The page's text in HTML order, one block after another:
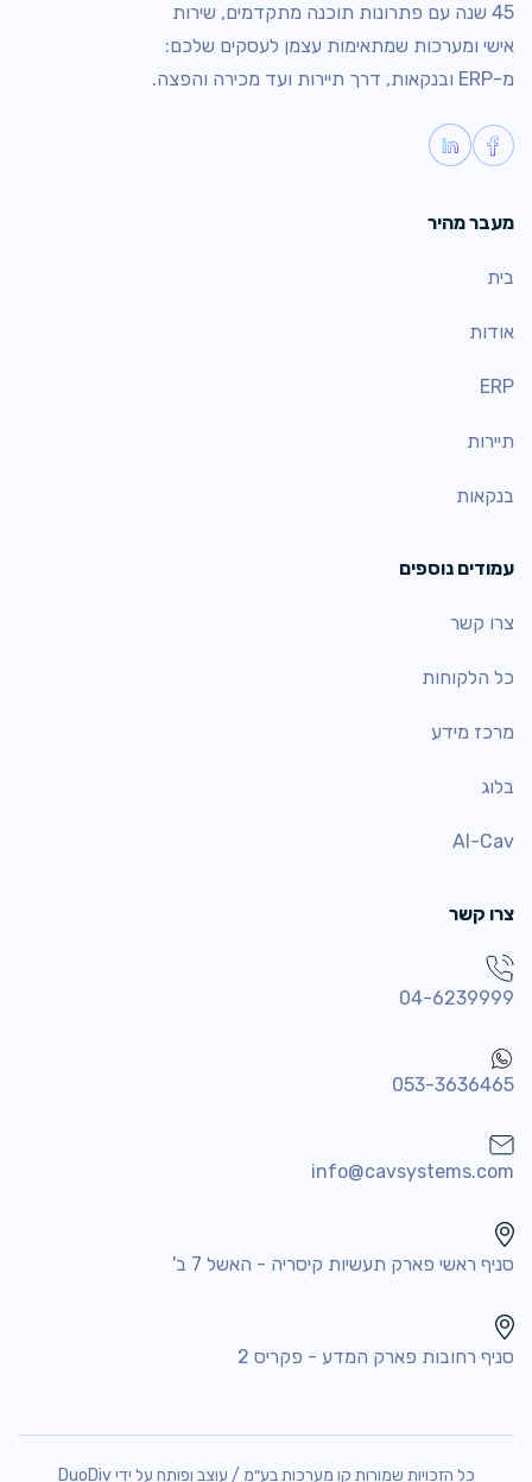
45 שנה עם פתרונות תוכנה מתקדמים, שירות
אישי ומערכות שמתאימות עצמן לעסקים שלכם:
מ-ERP ובנקאות, דרך תיירות ועד מכירה והפצה.
מעבר מהיר
בית
אודות
ERP
תיירות
בנקאות
עמודים נוספים
צרו קשר
כל הלקוחות
מרכז מידע
בלוג
AI-Cav
צרו קשר
04-6239999
053-3636465
info@cavsystems.com
סניף ראשי פארק תעשיות קיסריה - האשל 7 ב'
סניף רחובות פארק המדע - פקריס 2
כל הזכויות שמורות קו מערכות בע״מ / עוצב ופותח על ידיDuoDiv